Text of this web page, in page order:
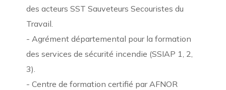
des acteurs SST Sauveteurs Secouristes du
Travail.
- Agrément départemental pour la formation
des services de sécurité incendie (SSIAP 1, 2,
3).
- Centre de formation certifié par AFNOR